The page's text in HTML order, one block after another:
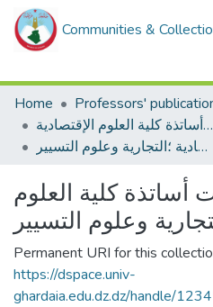
Communities &
Home
Professors'
مطبوعات أساتذة كلية العلوم الإقتصادية
مطبوعات أساتذة كلية العلوم الإقتصادية ؛التجارية وعلوم التسيير
أساتذة كلية العلوم
وعلوم التسيير
Permanent URI for this
https://dspace.univ-
ghardaia.edu.dz.dz/handle/